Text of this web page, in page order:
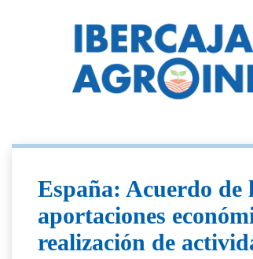
España: Acuerdo
aportaciones
realización de